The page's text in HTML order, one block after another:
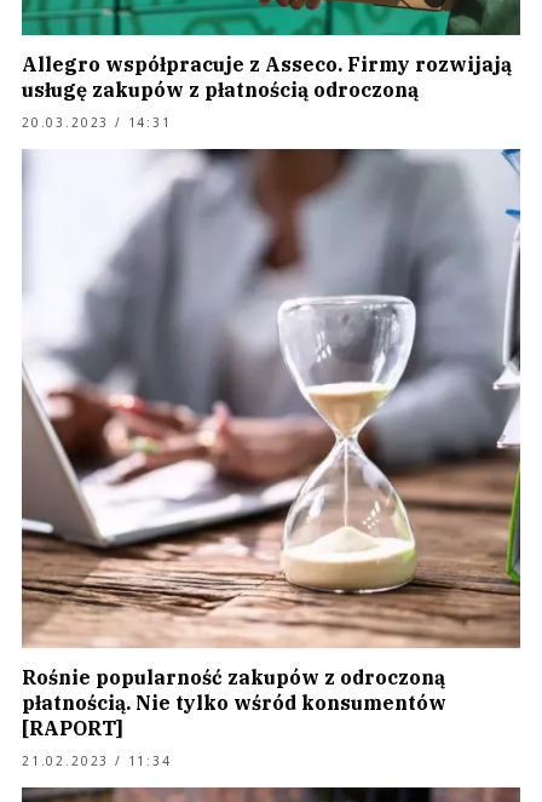
Allegro współpracuje z Asseco. Firmy rozwijają
usługę zakupów z płatnością odroczoną
20.03.2023 / 14:31
Rośnie popularność zakupów z odroczoną
płatnością. Nie tylko wśród konsumentów
[RAPORT]
21.02.2023 / 11:34